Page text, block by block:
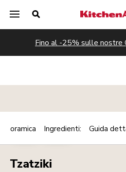
Fino al -25% sulle nostre
SALSE CREME
Tzatziki
Ingredienti: Guida